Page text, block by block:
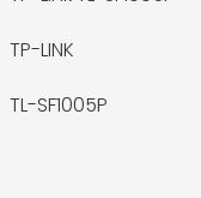
TP-LINK
TL-SF1005P